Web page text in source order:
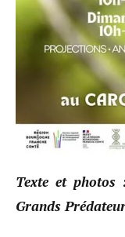
Texte et photos
Grands